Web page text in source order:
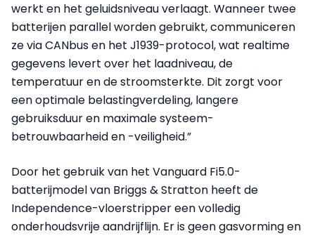
werkt en het geluidsniveau verlaagt. Wanneer twee
batterijen parallel worden gebruikt, communiceren
ze via CANbus en het J1939-protocol, wat realtime
gegevens levert over het laadniveau, de
temperatuur en de stroomsterkte. Dit zorgt voor
een optimale belastingverdeling, langere
gebruiksduur en maximale systeem­
betrouwbaarheid en -veiligheid.”
Door het gebruik van het Vanguard Fi5.0-
batterijmodel van Briggs & Stratton heeft de
Independence-vloerstripper een volledig
onderhoudsvrije aandrijflijn. Er is geen gasvorming en